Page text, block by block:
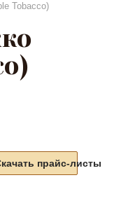
Tobacco)
прайс-листы